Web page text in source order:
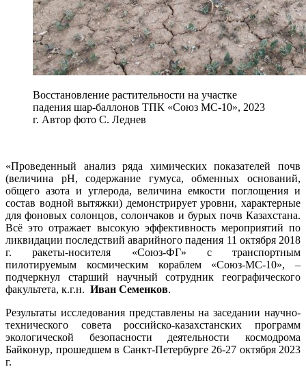
Восстановление растительности на участке
падения шар-баллонов ТПК «Союз МС-10», 2023
г. Автор фото С. Леднев
«Проведенный анализ ряда химических показателей почв
(величина рН, содержание гумуса, обменных оснований,
общего азота и углерода, величина емкости поглощения и
состав водной вытяжки) демонстрирует уровни, характерные
для фоновых солонцов, солончаков и бурых почв Казахстана.
Всё это отражает высокую эффективность мероприятий по
ликвидации последствий аварийного падения 11 октября 2018
г. ракеты-носителя «Союз-ФГ» с транспортным
пилотируемым космическим кораблем «Союз-МС-10», –
подчеркнул старший научный сотрудник географического
факультета, к.г.н. Иван Семенков.
Результаты исследования представлены на заседании научно-
технического совета российско-казахстанских программ
экологической безопасности деятельности космодрома
Байконур, прошедшем в Санкт-Петербурге 26-27 октября 2023
г.